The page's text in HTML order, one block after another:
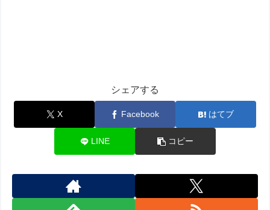
シェアする
X Facebook はてブ
LINE コピー